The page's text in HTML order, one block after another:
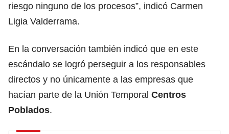
riesgo ninguno de los procesos”, indicó Carmen
Ligia Valderrama.
En la conversación también indicó que en este
escándalo se logró perseguir a los responsables
directos y no únicamente a las empresas que
hacían parte de la Unión Temporal Centros
Poblados.